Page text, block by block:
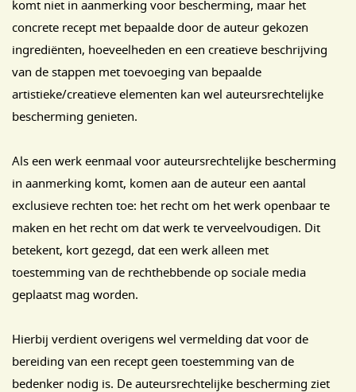
komt niet in aanmerking voor bescherming, maar het
concrete recept met bepaalde door de auteur gekozen
ingrediënten, hoeveelheden en een creatieve beschrijving
van de stappen met toevoeging van bepaalde
artistieke/creatieve elementen kan wel auteursrechtelijke
bescherming genieten.
Als een werk eenmaal voor auteursrechtelijke bescherming
in aanmerking komt, komen aan de auteur een aantal
exclusieve rechten toe: het recht om het werk openbaar te
maken en het recht om dat werk te verveelvoudigen. Dit
betekent, kort gezegd, dat een werk alleen met
toestemming van de rechthebbende op sociale media
geplaatst mag worden.
Hierbij verdient overigens wel vermelding dat voor de
bereiding van een recept geen toestemming van de
bedenker nodig is. De auteursrechtelijke bescherming ziet